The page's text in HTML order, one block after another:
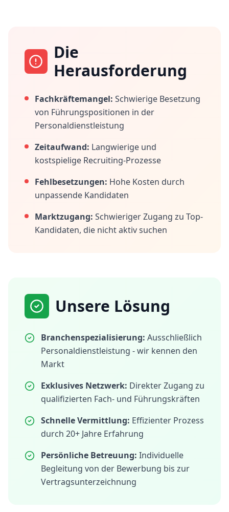
Die
Herausforderung
Fachkräftemangel: Schwierige Besetzung
von Führungspositionen in der
Personaldienstleistung
Zeitaufwand: Langwierige und
kostspielige Recruiting-Prozesse
Fehlbesetzungen: Hohe Kosten durch
unpassende Kandidaten
Marktzugang: Schwieriger Zugang zu Top-
Kandidaten, die nicht aktiv suchen
Unsere Lösung
Branchenspezialisierung: Ausschließlich
Personaldienstleistung - wir kennen den
Markt
Exklusives Netzwerk: Direkter Zugang zu
qualifizierten Fach- und Führungskräften
Schnelle Vermittlung: Effizienter Prozess
durch 20+ Jahre Erfahrung
Persönliche Betreuung: Individuelle
Begleitung von der Bewerbung bis zur
Vertragsunterzeichnung